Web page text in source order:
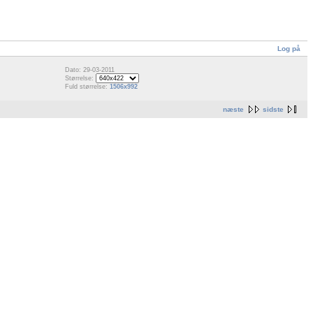
Log på
Dato: 29-03-2011
Størrelse:
Fuld størrelse: 1506x992
næste sidste